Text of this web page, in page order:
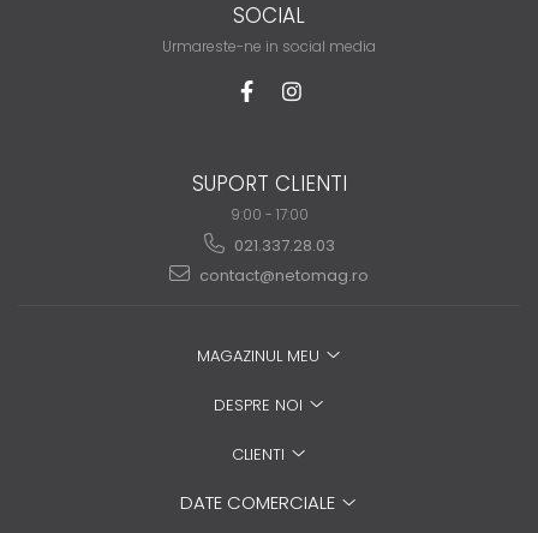
SOCIAL
Urmareste-ne in social media
SUPORT CLIENTI
9:00 - 17:00
021.337.28.03
contact@netomag.ro
MAGAZINUL MEU
DESPRE NOI
CLIENTI
DATE COMERCIALE